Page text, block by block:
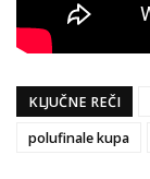
KLJUČNE REČI
polufinale kupa